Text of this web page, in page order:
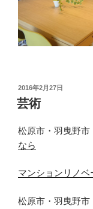
投
稿
日:
2016年2月27日
芸術
松原市・羽曳野
なら
マンションリノベ
松原市・羽曳野